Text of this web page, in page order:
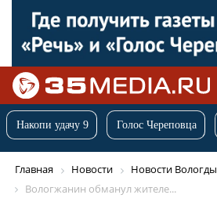
Накопи удачу 9 Голос Череповца
Главная Новости
Новости Вологды
Вологжанин обманул жителе...